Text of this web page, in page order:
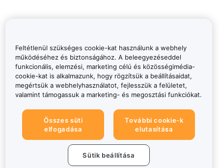
Feltétlenül szükséges cookie-kat használunk a webhely
működéséhez és biztonságához. A beleegyezéseddel
funkcionális, elemzési, marketing célú és közösségimédia-
cookie-kat is alkalmazunk, hogy rögzítsük a beállításaidat,
megértsük a webhelyhasználatot, fejlesszük a felületet,
valamint támogassuk a marketing- és megosztási funkciókat.
Összes süti
elfogadása
További cookie-k
elutasítása
Sütik beállítása